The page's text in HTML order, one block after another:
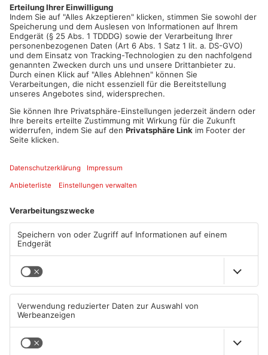
Die Waldaschaffer haben zwar keine Herbstferien, aber auch
sie müssen ab heute Umwege in Kauf nehmen. Denn die
Ortsdurchfahrt wird an zwei Stellen wegen Bauarbeiten zu
gemacht. In zwei Wochen wollen die Arbeiter hier fertig sein.
Artikel teilen
ANZEIGE
Mehr aus Main-
Kinzig-Kreis
TOPNEWS